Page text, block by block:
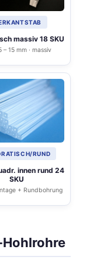
massiv 18 SKU
– 15 mm · massiv
RUND
innen rund 24
SKU
+ Rundbohrung